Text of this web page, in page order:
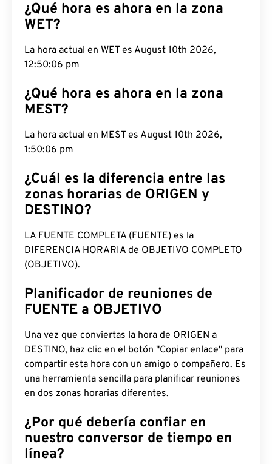
¿Qué hora es ahora en la zona
WET?
La hora actual en WET es August 10th 2026,
12:50:07 pm
¿Qué hora es ahora en la zona
MEST?
La hora actual en MEST es August 10th 2026,
1:50:07 pm
¿Cuál es la diferencia entre las
zonas horarias de ORIGEN y
DESTINO?
LA FUENTE COMPLETA (FUENTE) es la
DIFERENCIA HORARIA de OBJETIVO COMPLETO
(OBJETIVO).
Planificador de reuniones de
FUENTE a OBJETIVO
Una vez que conviertas la hora de ORIGEN a
DESTINO, haz clic en el botón "Copiar enlace" para
compartir esta hora con un amigo o compañero. Es
una herramienta sencilla para planificar reuniones
en dos zonas horarias diferentes.
¿Por qué debería confiar en
nuestro conversor de tiempo en
línea?